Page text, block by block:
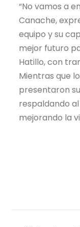
“No vamos a
Canache,
equipo y su
mejor futuro
Hatillo, con
Mientras que
presentaron
respaldando
mejorando la